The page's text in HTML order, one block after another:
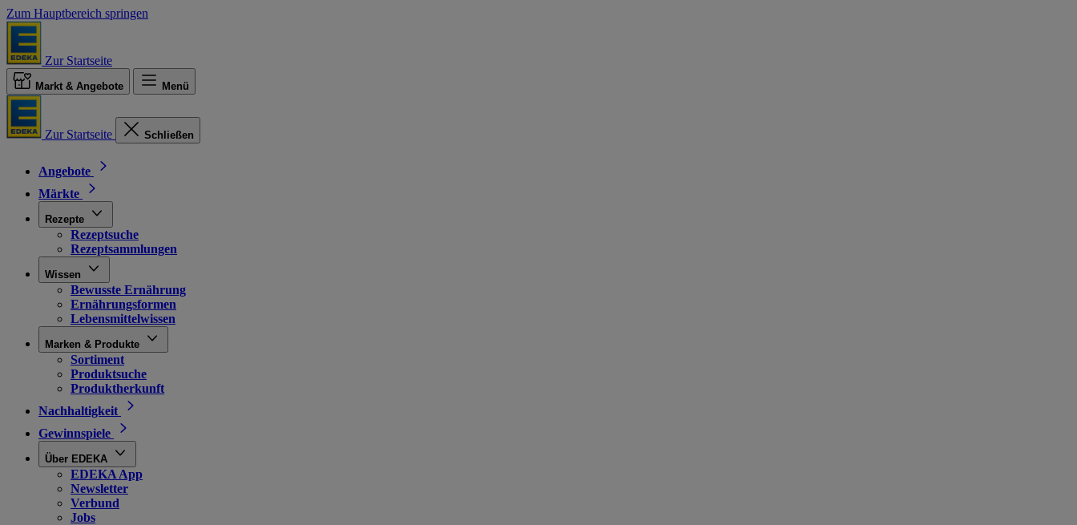
Zum Hauptbereich springen
Zur Startseite
Markt & Angebote Menü
Zur Startseite Schließen
Angebote
Märkte
Rezepte
Rezeptsuche
Rezeptsammlungen
Wissen
Bewusste Ernährung
Ernährungsformen
Lebensmittelwissen
Marken & Produkte
Sortiment
Produktsuche
Produktherkunft
Nachhaltigkeit
Gewinnspiele
Über EDEKA
EDEKA App
Newsletter
Verbund
Jobs